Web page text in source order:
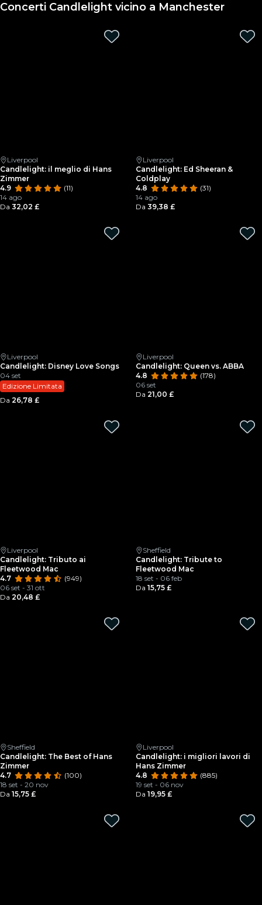
Concerti Candlelight vicino a Manchester
Liverpool
Candlelight: il meglio di Hans
Zimmer
4.9
(11)
14 ago
Da 32,02 £
Liverpool
Candlelight: Ed Sheeran &
Coldplay
4.8
(31)
14 ago
Da 39,38 £
Liverpool
Candlelight: Disney Love Songs
04 set
Edizione Limitata
Da 26,78 £
Liverpool
Candlelight: Queen vs. ABBA
4.8
(178)
06 set
Da 21,00 £
Liverpool
Candlelight: Tributo ai
Fleetwood Mac
4.7
(949)
06 set - 31 ott
Da 20,48 £
Sheffield
Candlelight: Tribute to
Fleetwood Mac
18 set - 06 feb
Da 15,75 £
Sheffield
Candlelight: The Best of Hans
Zimmer
4.7
(100)
18 set - 20 nov
Da 15,75 £
Liverpool
Candlelight: i migliori lavori di
Hans Zimmer
4.8
(885)
19 set - 06 nov
Da 19,95 £